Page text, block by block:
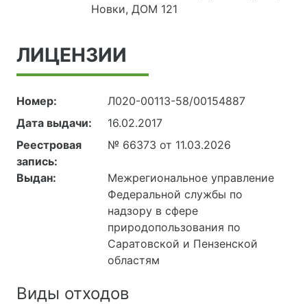
Новки, ДОМ 121
ЛИЦЕНЗИИ
Номер:
Л020-00113-58/00154887
Дата выдачи:
16.02.2017
Реестровая
запись:
№ 66373 от 11.03.2026
Выдан:
Межрегиональное управление
Федеральной службы по
надзору в сфере
природопользования по
Саратовской и Пензенской
областям
Виды отходов